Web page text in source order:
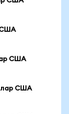
США
США
США